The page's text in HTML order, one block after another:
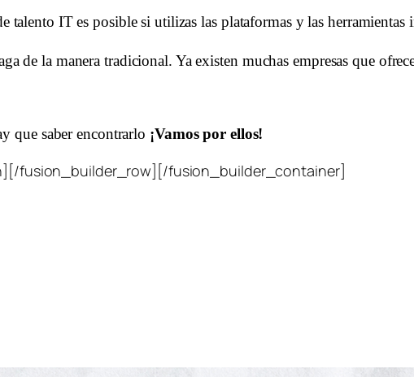
talento IT es posible si utilizas las plataformas y las herramientas
de la manera tradicional. Ya existen muchas empresas que
que saber encontrarlo ¡Vamos por ellos!
fusion_builder_row][/fusion_builder_container]